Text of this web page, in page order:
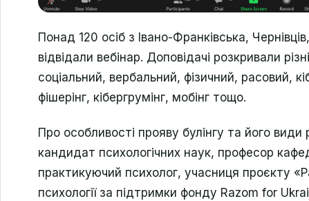
Понад 120 осіб з Івано-Франківська,
відвідали вебінар. Доповідачі розкривали
соціальний, вербальний, фізичний, расовий,
фішерінг, кібергрумінг, мобінг тощо.
Про особливості прояву булінгу та його
кандидат психологічних наук, професор
практикуючий психолог, учасниця проєкту
психології за підтримки фонду Razom for